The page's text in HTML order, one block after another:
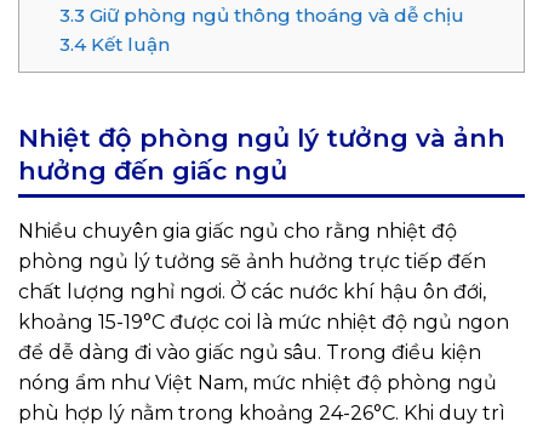
3.3 Giữ phòng ngủ thông thoáng và dễ chịu
3.4Kết luận
Nhiệt độ phòng ngủ lý tưởng và ảnh
hưởng đến giấc ngủ
Nhiều chuyên gia giấc ngủ cho rằng nhiệt độ
phòng ngủ lý tưởng sẽ ảnh hưởng trực tiếp đến
chất lượng nghỉ ngơi. Ở các nước khí hậu ôn đới,
khoảng 15-19°C được coi là mức nhiệt độ ngủ ngon
để dễ dàng đi vào giấc ngủ sâu. Trong điều kiện
nóng ẩm như Việt Nam, mức nhiệt độ phòng ngủ
phù hợp lý nằm trong khoảng 24-26°C. Khi duy trì